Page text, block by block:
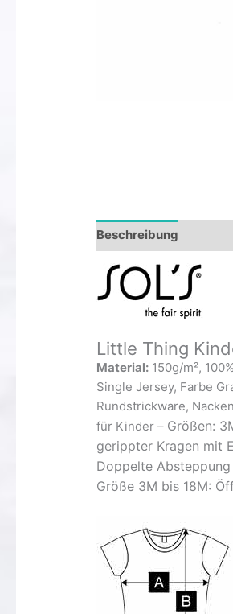
Beschreibung
Little Thing
Material: 150g/m²,
Single Jersey, Farbe
Rundstrickware,
für Kinder – Größen:
gerippter Kragen mit
Doppelte
Größe 3M bis 18M: